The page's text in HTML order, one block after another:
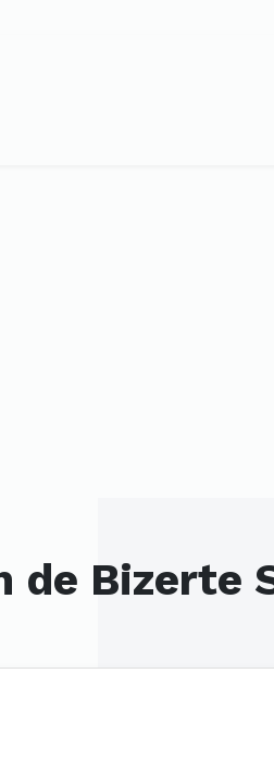
de Bizerte